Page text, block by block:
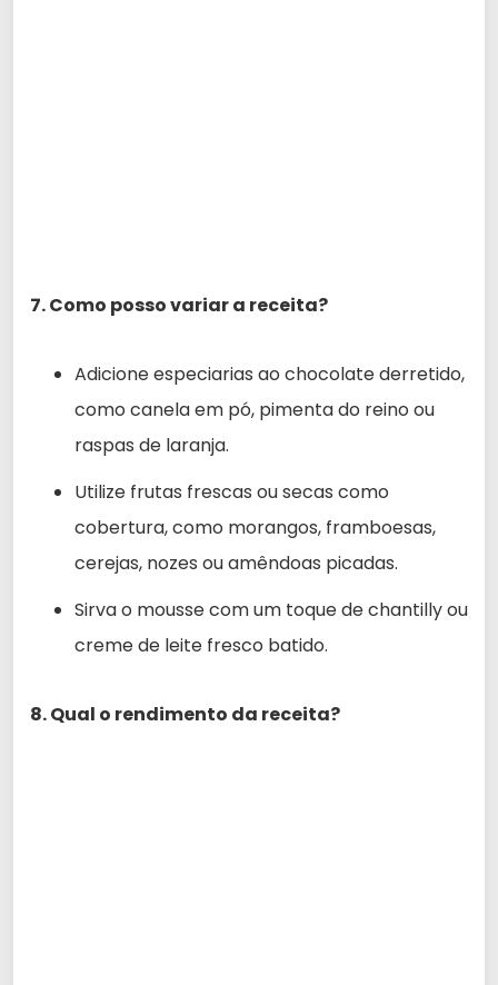
7. Como posso variar a receita?
Adicione especiarias ao chocolate derretido,
como canela em pó, pimenta do reino ou
raspas de laranja.
Utilize frutas frescas ou secas como
cobertura, como morangos, framboesas,
cerejas, nozes ou amêndoas picadas.
Sirva o mousse com um toque de chantilly ou
creme de leite fresco batido.
8. Qual o rendimento da receita?